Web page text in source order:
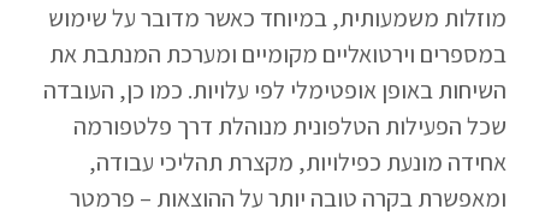
מוזלות משמעותית, במיוחד כאשר מדובר על שימוש
במספרים וירטואליים מקומיים ומערכת המנתבת את
השיחות באופן אופטימלי לפי עלויות. כמו כן, העובדה
שכל הפעילות הטלפונית מנוהלת דרך פלטפורמה
אחידה מונעת כפילויות, מקצרת תהליכי עבודה,
ומאפשרת בקרה טובה יותר על ההוצאות – פרמטר